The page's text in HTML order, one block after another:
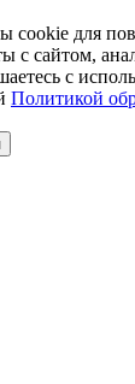
cookie для
с сайтом,
с
Политикой